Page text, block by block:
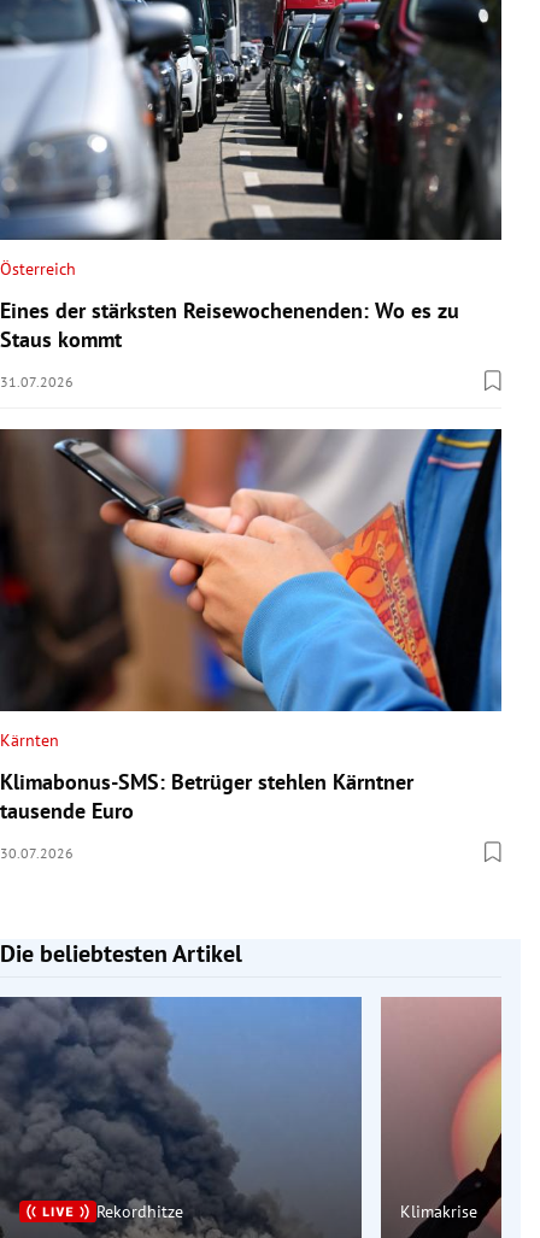
Österreich
Eines der stärksten Reisewochenenden: Wo es zu
Staus kommt
31.07.2026
Kärnten
Klimabonus-SMS: Betrüger stehlen Kärntner
tausende Euro
30.07.2026
Die beliebtesten Artikel
Slide 1 von 7
Rekordhitze Klimakrise